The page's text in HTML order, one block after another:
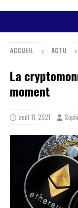
ACCUEIL ACTU
La
moment
août 11, 2021